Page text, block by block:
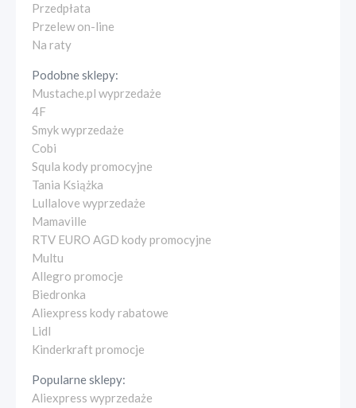
Przedpłata
Przelew on-line
Na raty
Podobne sklepy:
Mustache.pl wyprzedaże
4F
Smyk wyprzedaże
Cobi
Squla kody promocyjne
Tania Książka
Lullalove wyprzedaże
Mamaville
RTV EURO AGD kody promocyjne
Multu
Allegro promocje
Biedronka
Aliexpress kody rabatowe
Lidl
Kinderkraft promocje
Popularne sklepy:
Aliexpress wyprzedaże